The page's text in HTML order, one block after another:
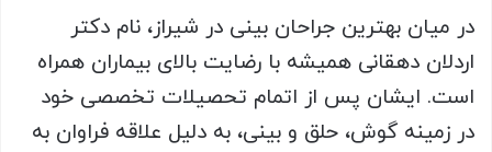
در میان بهترین جراحان بینی در شیراز، نام دکتر
اردلان دهقانی همیشه با رضایت بالای بیماران همراه
است. ایشان پس از اتمام تحصیلات تخصصی خود
در زمینه گوش، حلق و بینی، به دلیل علاقه فراوان به